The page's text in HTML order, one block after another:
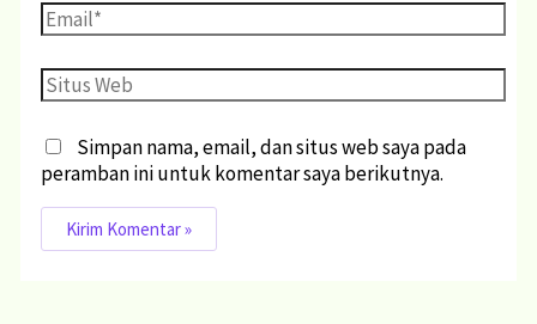
Simpan nama, email, dan situs web saya pada
peramban ini untuk komentar saya berikutnya.